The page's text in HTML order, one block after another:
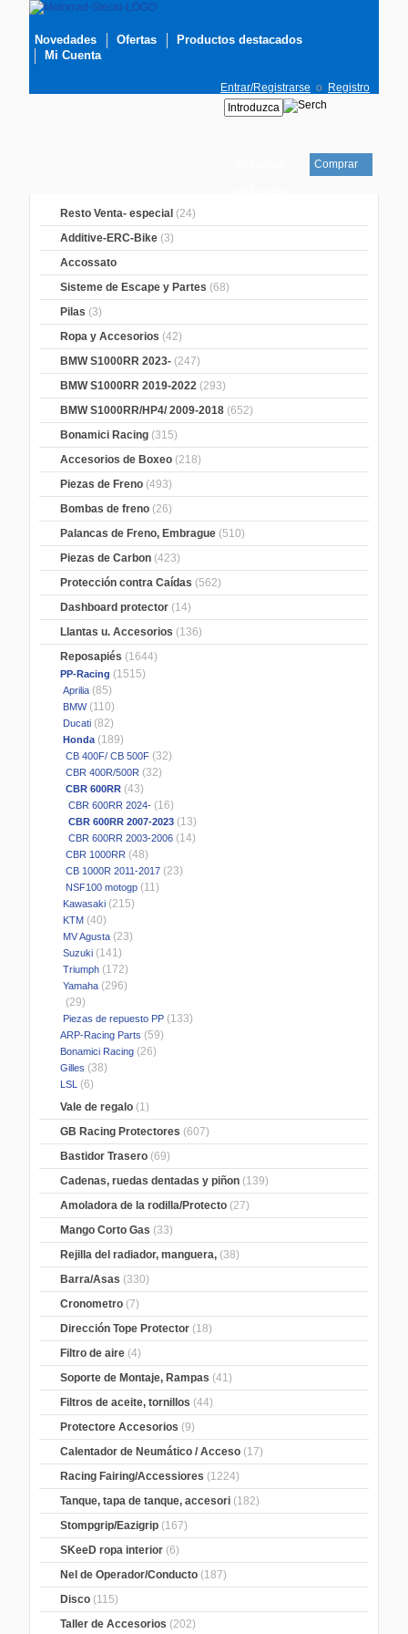
Novedades Ofertas
Productos destacados
Mi Cuenta
Entrar/Registrarse o Registro
Comprar
Resto Venta- especial (24)
Additive-ERC-Bike (3)
Accossato
Sisteme de Escape y Partes (68)
Pilas (3)
Ropa y Accesorios (42)
BMW S1000RR 2023- (247)
BMW S1000RR 2019-2022 (293)
BMW S1000RR/HP4/ 2009-2018 (652)
Bonamici Racing (315)
Accesorios de Boxeo (218)
Piezas de Freno (493)
Bombas de freno (26)
Palancas de Freno, Embrague (510)
Piezas de Carbon (423)
Protección contra Caídas (562)
Dashboard protector (14)
Llantas u. Accesorios (136)
Reposapiés (1644)
PP-Racing (1515)
Aprilia (85)
BMW(110)
Ducati (82)
Honda(189)
CB 400F/ CB 500F (32)
CBR 400R/500R (32)
CBR 600RR (43)
CBR 600RR 2024- (16)
CBR 600RR 2007-2023 (13)
CBR 600RR 2003-2006 (14)
CBR 1000RR (48)
CB 1000R 2011-2017 (23)
NSF100 motogp (11)
Kawasaki (215)
KTM (40)
MV Agusta (23)
Suzuki (141)
Triumph (172)
Yamaha (296)
(29)
Piezas de repuesto PP (133)
ARP-Racing Parts (59)
Bonamici Racing (26)
Gilles (38)
LSL
(6)
Vale de regalo (1)
GB Racing Protectores (607)
Bastidor Trasero (69)
Cadenas, ruedas dentadas y piñon (139)
Amoladora de la rodilla/Protecto (27)
Mango Corto Gas (33)
Rejilla del radiador, manguera, (38)
Barra/Asas (330)
Cronometro (7)
Dirección Tope Protector (18)
Filtro de aire (4)
Soporte de Montaje, Rampas (41)
Filtros de aceite, tornillos (44)
Protectore Accesorios (9)
Calentador de Neumático / Acceso (17)
Racing Fairing/Accessiores (1224)
Tanque, tapa de tanque, accesori (182)
Stompgrip/Eazigrip (167)
SKeeD ropa interior (6)
Nel de Operador/Conducto (187)
Disco (115)
Taller de Accesorios (202)